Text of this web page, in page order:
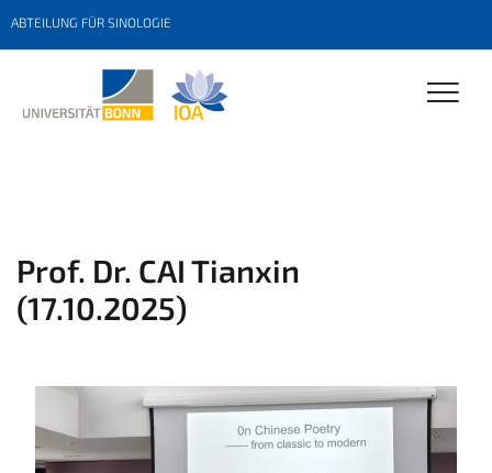
ABTEILUNG FÜR SINOLOGIE
Prof. Dr. CAI Tianxin
(17.10.2025)